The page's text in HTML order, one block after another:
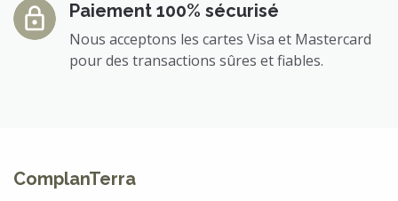
Paiement 100% sécurisé
Nous acceptons les cartes Visa et Mastercard
pour des transactions sûres et fiables.
ComplanTerra